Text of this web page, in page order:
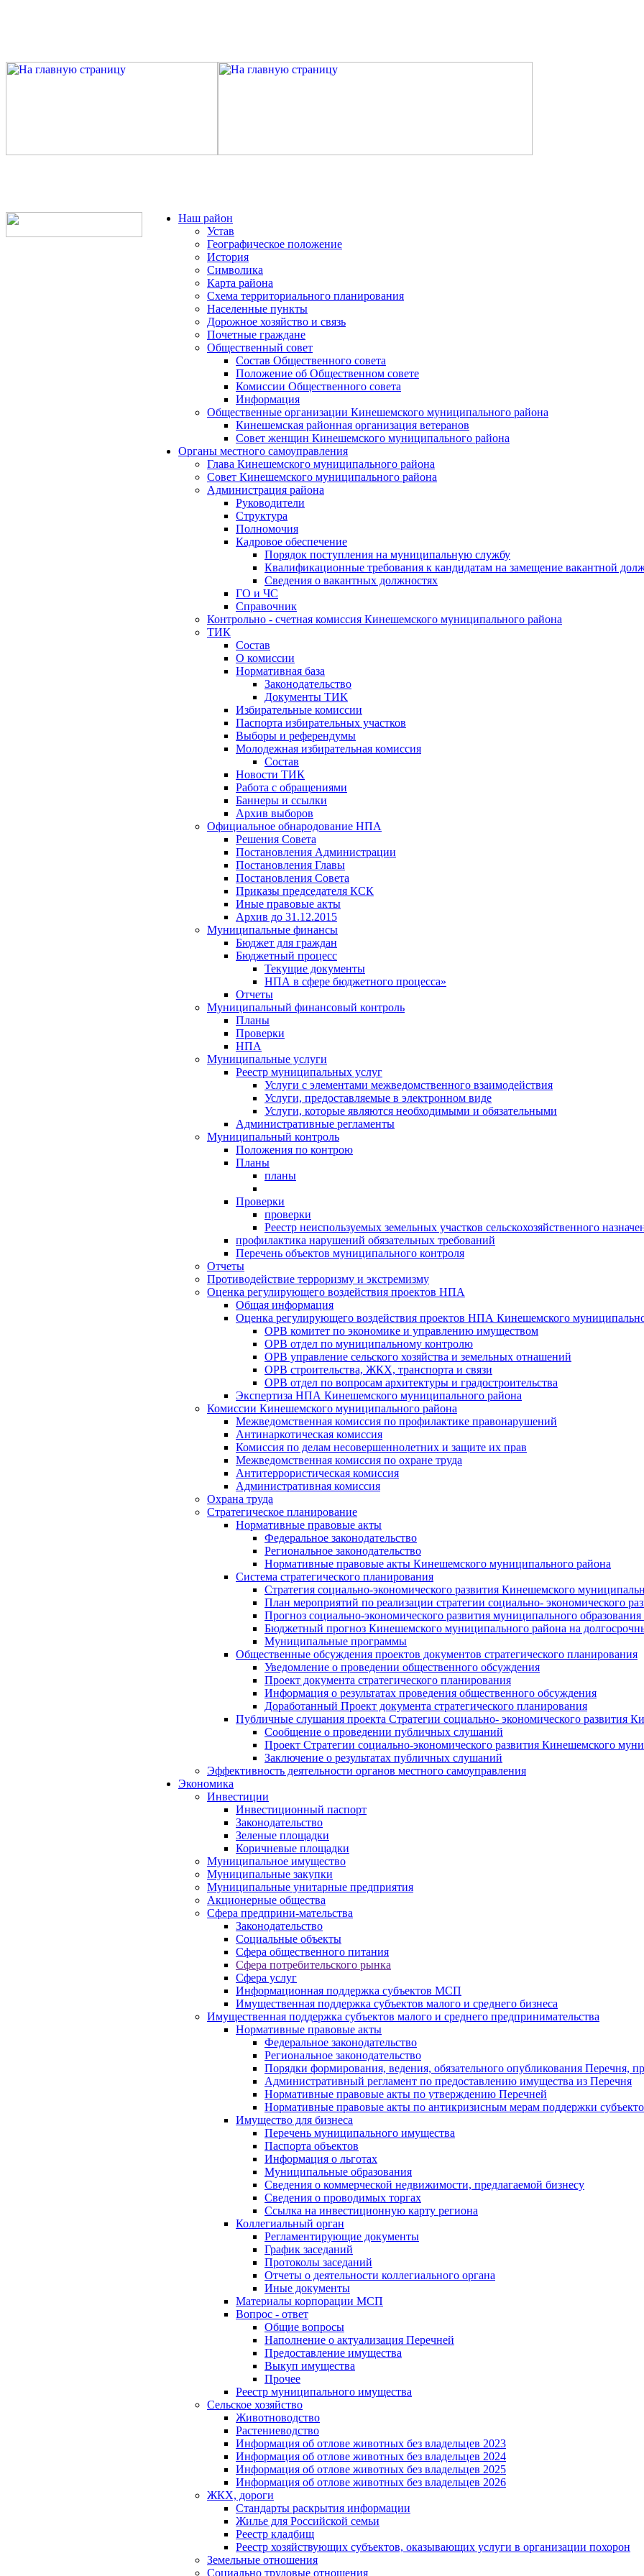
Наш район
Устав
Географическое положение
История
Символика
Карта района
Схема территориального планирования
Населенные пункты
Дорожное хозяйство и связь
Почетные граждане
Общественный совет
Состав Общественного совета
Положение об Общественном совете
Комиссии Общественного совета
Информация
Общественные организации Кинешемского муниципального района
Кинешемская районная организация ветеранов
Совет женщин Кинешемского муниципального района
Органы местного самоуправления
Глава Кинешемского муниципального района
Совет Кинешемского муниципального района
Администрация района
Руководители
Структура
Полномочия
Кадровое обеспечение
Порядок поступления на муниципальную службу
Квалификационные требования к кандидатам на замещение вакантной
Сведения о вакантных должностях
ГО и ЧС
Справочник
Контрольно - счетная комиссия Кинешемского муниципального района
ТИК
Состав
О комиссии
Нормативная база
Законодательство
Документы ТИК
Избирательные комиссии
Паспорта избирательных участков
Выборы и референдумы
Молодежная избирательная комиссия
Состав
Новости ТИК
Работа с обращениями
Баннеры и ссылки
Архив выборов
Официальное обнародование НПА
Решения Совета
Постановления Администрации
Постановления Главы
Постановления Совета
Приказы председателя КСК
Иные правовые акты
Архив до 31.12.2015
Муниципальные финансы
Бюджет для граждан
Бюджетный процесс
Текущие документы
НПА в сфере бюджетного процесса»
Отчеты
Муниципальный финансовый контроль
Планы
Проверки
НПА
Муниципальные услуги
Реестр муниципальных услуг
Услуги с элементами межведомственного взаимодействия
Услуги, предоставляемые в электронном виде
Услуги, которые являются необходимыми и обязательными
Административные регламенты
Муниципальный контроль
Положения по контрою
Планы
планы
Проверки
проверки
Реестр неиспользуемых земельных участков сельскохозяйственного
профилактика нарушений обязательных требований
Перечень объектов муниципального контроля
Отчеты
Противодействие терроризму и экстремизму
Оценка регулирующего воздействия проектов НПА
Общая информация
Оценка регулирующего воздействия проектов НПА Кинешемского
ОРВ комитет по экономике и управлению имуществом
ОРВ отдел по муниципальному контролю
ОРВ управление сельского хозяйства и земельных отнашений
ОРВ строительства, ЖКХ, транспорта и связи
ОРВ отдел по вопросам архитектуры и градостроительства
Экспертиза НПА Кинешемского муниципального района
Комиссии Кинешемского муниципального района
Межведомственная комиссия по профилактике правонарушений
Антинаркотическая комиссия
Комиссия по делам несовершеннолетних и защите их прав
Межведомственная комиссия по охране труда
Антитеррористическая комиссия
Административная комиссия
Охрана труда
Стратегическое планирование
Нормативные правовые акты
Федеральное законодательство
Региональное законодательство
Нормативные правовые акты Кинешемского муниципального района
Система стратегического планирования
Стратегия социально-экономического развития Кинешемского
План мероприятий по реализации стратегии социально- экономического
Прогноз социально-экономического развития муниципального
Бюджетный прогноз Кинешемского муниципального района на
Муниципальные программы
Общественные обсуждения проектов документов стратегического планирования
Уведомление о проведении общественного обсуждения
Проект документа стратегического планирования
Информация о результатах проведения общественного обсуждения
Доработанный Проект документа стратегического планирования
Публичные слушания проекта Стратегии социально- экономического развития
Сообщение о проведении публичных слушаний
Проект Стратегии социально-экономического развития Кинешемского
Заключение о результатах публичных слушаний
Эффективность деятельности органов местного самоуправления
Экономика
Инвестиции
Инвестиционный паспорт
Законодательство
Зеленые площадки
Коричневые площадки
Муниципальное имущество
Муниципальные закупки
Муниципальные унитарные предприятия
Акционерные общества
Сфера предприни-мательства
Законодательство
Социальные объекты
Сфера общественного питания
Сфера потребительского рынка
Сфера услуг
Информационная поддержка субъектов МСП
Имущественная поддержка субъектов малого и среднего бизнеса
Имущественная поддержка субъектов малого и среднего предпринимательства
Нормативные правовые акты
Федеральное законодательство
Региональное законодательство
Порядки формирования, ведения, обязательного опубликования Перечня,
Административный регламент по предоставлению имущества из Перечня
Нормативные правовые акты по утверждению Перечней
Нормативные правовые акты по антикризисным мерам поддержки
Имущество для бизнеса
Перечень муниципального имущества
Паспорта объектов
Информация о льготах
Муниципальные образования
Сведения о коммерческой недвижимости, предлагаемой бизнесу
Сведения о проводимых торгах
Ссылка на инвестиционную карту региона
Коллегиальный орган
Регламентирующие документы
График заседаний
Протоколы заседаний
Отчеты о деятельности коллегиального органа
Иные документы
Материалы корпорации МСП
Вопрос - ответ
Общие вопросы
Наполнение о актуализация Перечней
Предоставление имущества
Выкуп имущества
Прочее
Реестр муниципального имущества
Сельское хозяйство
Животноводство
Растениеводство
Информация об отлове животных без владельцев 2023
Информация об отлове животных без владельцев 2024
Информация об отлове животных без владельцев 2025
Информация об отлове животных без владельцев 2026
ЖКХ, дороги
Стандарты раскрытия информации
Жилье для Российской семьи
Реестр кладбищ
Реестр хозяйствующих субъектов, оказывающих услуги в организации похорон
Земельные отношения
Социально трудовые отношения